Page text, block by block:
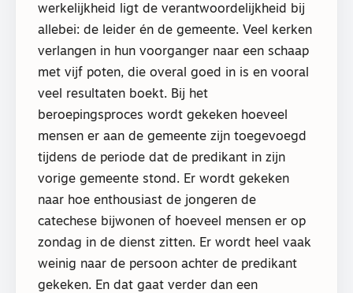
werkelijkheid ligt de verantwoordelijkheid bij
allebei: de leider én de gemeente. Veel kerken
verlangen in hun voorganger naar een schaap
met vijf poten, die overal goed in is en vooral
veel resultaten boekt. Bij het
beroepingsproces wordt gekeken hoeveel
mensen er aan de gemeente zijn toegevoegd
tijdens de periode dat de predikant in zijn
vorige gemeente stond. Er wordt gekeken
naar hoe enthousiast de jongeren de
catechese bijwonen of hoeveel mensen er op
zondag in de dienst zitten. Er wordt heel vaak
weinig naar de persoon achter de predikant
gekeken. En dat gaat verder dan een